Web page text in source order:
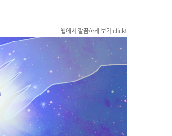
웹에서 깔끔하게 보기 click!